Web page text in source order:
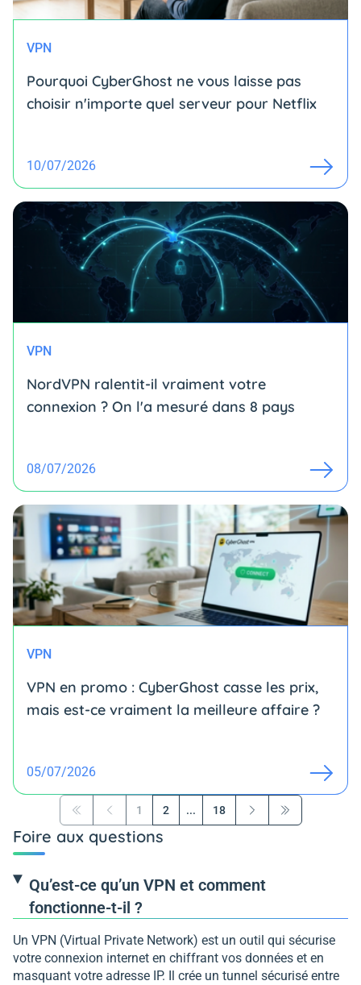
VPN
Pourquoi CyberGhost ne vous laisse pas
choisir n'importe quel serveur pour Netflix
10/07/2026
VPN
NordVPN ralentit-il vraiment votre
connexion ? On l'a mesuré dans 8 pays
08/07/2026
VPN
VPN en promo : CyberGhost casse les prix,
mais est-ce vraiment la meilleure affaire ?
05/07/2026
Première page
Précédent
1 2 ... 18
SuivantDernière page
Foire aux questions
Qu’est-ce qu’un VPN et comment
fonctionne-t-il ?
Un VPN (Virtual Private Network) est un outil qui sécurise
votre connexion internet en chiffrant vos données et en
masquant votre adresse IP. Il crée un tunnel sécurisé entre